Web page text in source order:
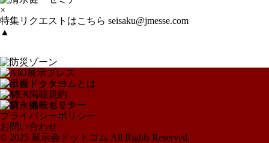
×
特集リクエストはこちら seisaku@jmesse.com
展示会ドットコムとは
取材・掲載規約
取材・掲載ポリシー
プライバシーポリシー
お問い合わせ
© 2025 展示会ドットコム All Rights Reserved.
▲